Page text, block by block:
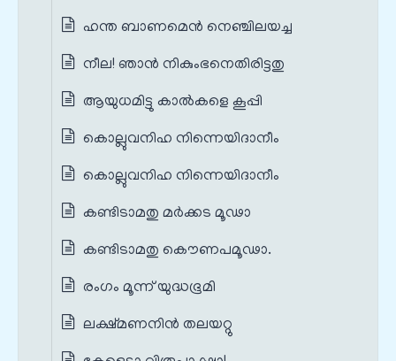
ഹന്ത ബാണമെൻ നെഞ്ചിലയച്ച
നീല! ഞാന്‍ നികുംഭനെതിരിട്ടതു
ആയുധമിട്ടു കാല്‍കളെ കൂപ്പി
കൊല്ലുവനിഹ നിന്നെയിദാനീം
കൊല്ലുവനിഹ നിന്നെയിദാനീം
കണ്ടിടാമതു മര്‍ക്കട മൂഢാ
കണ്ടിടാമതു കൌണപമൂഢാ.
രംഗം മൂന്ന് യുദ്ധഭൂമി
ലക്ഷ്മണനിന്‍ തലയറ്റു